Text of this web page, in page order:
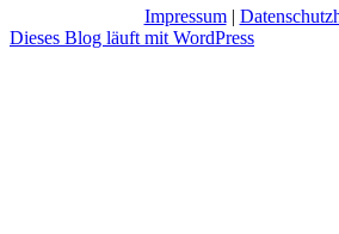
Impressum|
Dieses Blog läuft mit WordPress